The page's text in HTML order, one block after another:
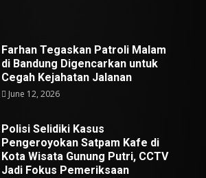
Farhan Tegaskan Patroli Malam
di Bandung Digencarkan untuk
Cegah Kejahatan Jalanan
June 12, 2026
Polisi Selidiki Kasus
Pengeroyokan Satpam Kafe di
Kota Wisata Gunung Putri, CCTV
Jadi Fokus Pemeriksaan